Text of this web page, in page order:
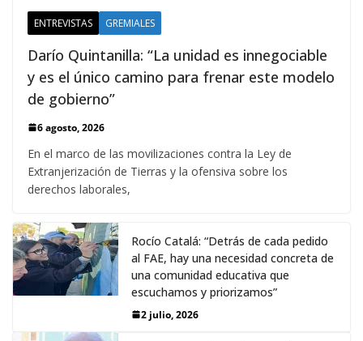
ENTREVISTAS GREMIALES
Darío Quintanilla: “La unidad es innegociable
y es el único camino para frenar este modelo
de gobierno”
6 agosto, 2026
En el marco de las movilizaciones contra la Ley de
Extranjerización de Tierras y la ofensiva sobre los
derechos laborales,
Rocío Catalá: “Detrás de cada pedido
al FAE, hay una necesidad concreta de
una comunidad educativa que
escuchamos y priorizamos”
2 julio, 2026